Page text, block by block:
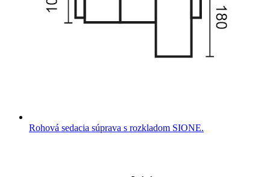
Rohová sedacia súprava s rozkladom SIONE.